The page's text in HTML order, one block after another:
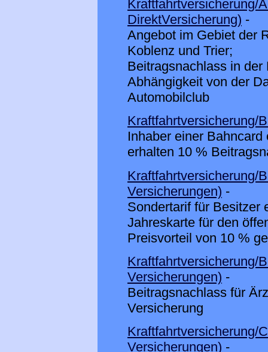
Kraftfahrtversicherung/
DirektVersicherung) -
Angebot im Gebiet der
Koblenz und Trier;
Beitragsnachlass in
Abhängigkeit von der
Automobilclub
Kraftfahrtversicherung/
Inhaber einer
erhalten 10 %
Kraftfahrtversicherung/
Versicherungen) -
Sondertarif für Besitzer
Jahreskarte für den
Preisvorteil von 10 %
Kraftfahrtversicherung/
Versicherungen) -
Beitragsnachlass für
Versicherung
Kraftfahrtversicherung/
Versicherungen) -